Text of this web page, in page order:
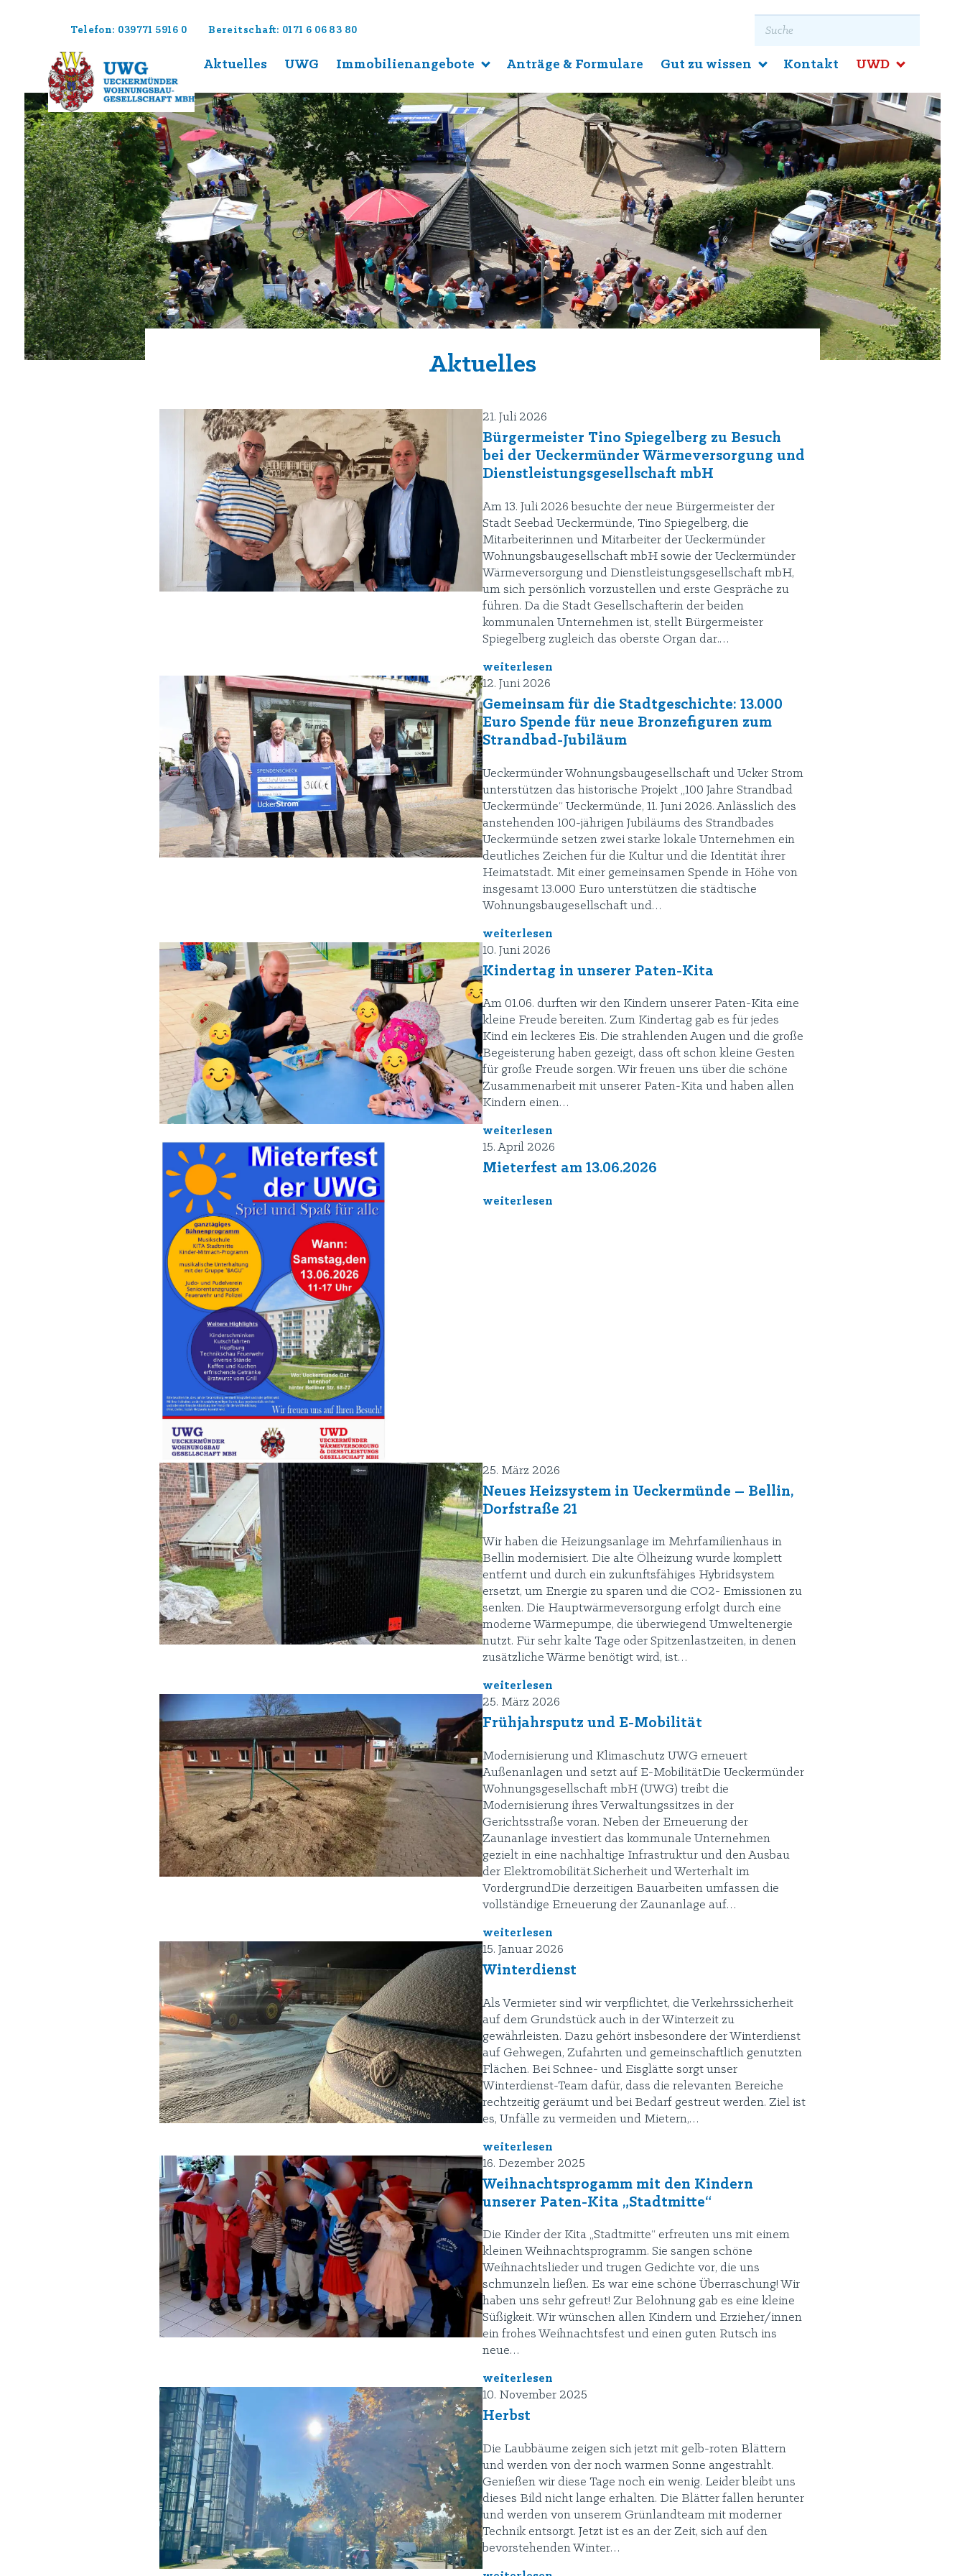
zum Inhalt
Telefon: 039771 5916 0 Bereitschaft: 0171 6 06 83 80
Suchbegriff eingeben
Aktuelles UWG Immobilienangebote Anträge & Formulare Gut zu wissen Kontakt UWD
Aktuelles
21. Juli 2026
Bürgermeister Tino Spiegelberg zu Besuch
bei der Ueckermünder Wärmeversorgung und
Dienstleistungsgesellschaft mbH
Am 13. Juli 2026 besuchte der neue Bürgermeister der
Stadt Seebad Ueckermünde, Tino Spiegelberg, die
Mitarbeiterinnen und Mitarbeiter der Ueckermünder
Wohnungsbaugesellschaft mbH sowie der Ueckermünder
Wärmeversorgung und Dienstleistungsgesellschaft mbH,
um sich persönlich vorzustellen und erste Gespräche zu
führen. Da die Stadt Gesellschafterin der beiden
kommunalen Unternehmen ist, stellt Bürgermeister
Spiegelberg zugleich das oberste Organ dar.…
weiterlesen
12. Juni 2026
Gemeinsam für die Stadtgeschichte: 13.000
Euro Spende für neue Bronzefiguren zum
Strandbad-Jubiläum
Ueckermünder Wohnungsbaugesellschaft und Ucker Strom
unterstützen das historische Projekt „100 Jahre Strandbad
Ueckermünde“ Ueckermünde, 11. Juni 2026. Anlässlich des
anstehenden 100-jährigen Jubiläums des Strandbades
Ueckermünde setzen zwei starke lokale Unternehmen ein
deutliches Zeichen für die Kultur und die Identität ihrer
Heimatstadt. Mit einer gemeinsamen Spende in Höhe von
insgesamt 13.000 Euro unterstützen die städtische
Wohnungsbaugesellschaft und…
weiterlesen
10. Juni 2026
Kindertag in unserer Paten-Kita
Am 01.06. durften wir den Kindern unserer Paten-Kita eine
kleine Freude bereiten. Zum Kindertag gab es für jedes
Kind ein leckeres Eis. Die strahlenden Augen und die große
Begeisterung haben gezeigt, dass oft schon kleine Gesten
für große Freude sorgen. Wir freuen uns über die schöne
Zusammenarbeit mit unserer Paten-Kita und haben allen
Kindern einen…
weiterlesen
15. April 2026
Mieterfest am 13.06.2026
weiterlesen
25. März 2026
Neues Heizsystem in Ueckermünde – Bellin,
Dorfstraße 21
Wir haben die Heizungsanlage im Mehrfamilienhaus in
Bellin modernisiert. Die alte Ölheizung wurde komplett
entfernt und durch ein zukunftsfähiges Hybridsystem
ersetzt, um Energie zu sparen und die CO2- Emissionen zu
senken. Die Hauptwärmeversorgung erfolgt durch eine
moderne Wärmepumpe, die überwiegend Umweltenergie
nutzt. Für sehr kalte Tage oder Spitzenlastzeiten, in denen
zusätzliche Wärme benötigt wird, ist…
weiterlesen
25. März 2026
Frühjahrsputz und E-Mobilität
Modernisierung und Klimaschutz UWG erneuert
Außenanlagen und setzt auf E-MobilitätDie Ueckermünder
Wohnungsgesellschaft mbH (UWG) treibt die
Modernisierung ihres Verwaltungssitzes in der
Gerichtsstraße voran. Neben der Erneuerung der
Zaunanlage investiert das kommunale Unternehmen
gezielt in eine nachhaltige Infrastruktur und den Ausbau
der Elektromobilität.Sicherheit und Werterhalt im
VordergrundDie derzeitigen Bauarbeiten umfassen die
vollständige Erneuerung der Zaunanlage auf…
weiterlesen
15. Januar 2026
Winterdienst
Als Vermieter sind wir verpflichtet, die Verkehrssicherheit
auf dem Grundstück auch in der Winterzeit zu
gewährleisten. Dazu gehört insbesondere der Winterdienst
auf Gehwegen, Zufahrten und gemeinschaftlich genutzten
Flächen. Bei Schnee- und Eisglätte sorgt unser
Winterdienst-Team dafür, dass die relevanten Bereiche
rechtzeitig geräumt und bei Bedarf gestreut werden. Ziel ist
es, Unfälle zu vermeiden und Mietern,…
weiterlesen
16. Dezember 2025
Weihnachtsprogamm mit den Kindern
unserer Paten-Kita „Stadtmitte“
Die Kinder der Kita „Stadtmitte“ erfreuten uns mit einem
kleinen Weihnachtsprogramm. Sie sangen schöne
Weihnachtslieder und trugen Gedichte vor, die uns
schmunzeln ließen. Es war eine schöne Überraschung! Wir
haben uns sehr gefreut! Zur Belohnung gab es eine kleine
Süßigkeit. Wir wünschen allen Kindern und Erzieher/innen
ein frohes Weihnachtsfest und einen guten Rutsch ins
neue…
weiterlesen
10. November 2025
Herbst
Die Laubbäume zeigen sich jetzt mit gelb-roten Blättern
und werden von der noch warmen Sonne angestrahlt.
Genießen wir diese Tage noch ein wenig. Leider bleibt uns
dieses Bild nicht lange erhalten. Die Blätter fallen herunter
und werden von unserem Grünlandteam mit moderner
Technik entsorgt. Jetzt ist es an der Zeit, sich auf den
bevorstehenden Winter…